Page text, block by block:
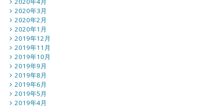
2020年3月
2020年2月
2020年1月
2019年12月
2019年11月
2019年10月
2019年9月
2019年8月
2019年6月
2019年5月
2019年4月